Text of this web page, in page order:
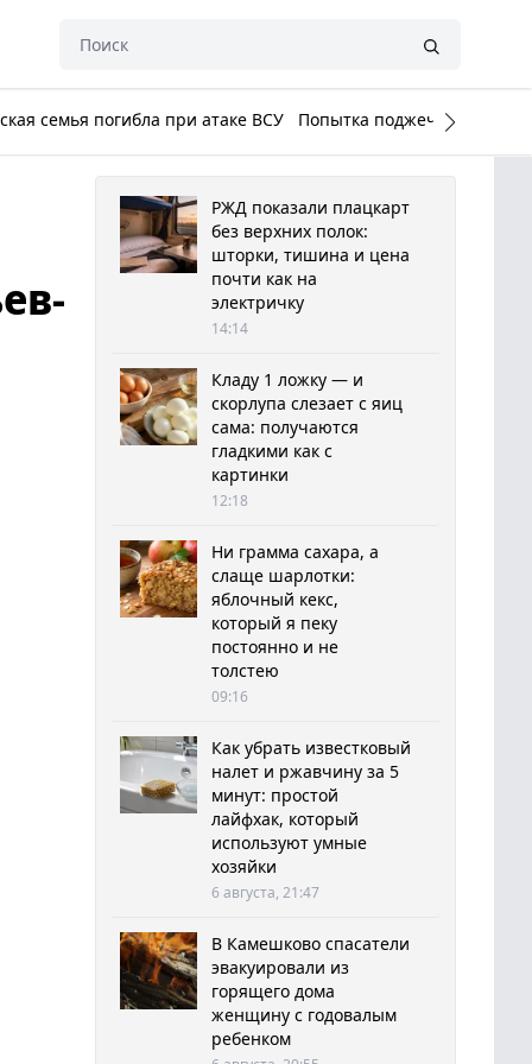
семья погибла при атаке ВСУ Попытка поджечь Белый
РЖД показали плацкарт
без верхних полок:
шторки, тишина и цена
почти как на
электричку
14:14
Кладу 1 ложку — и
скорлупа слезает с яиц
сама: получаются
гладкими как с
картинки
12:18
Ни грамма сахара, а
слаще шарлотки:
яблочный кекс,
который я пеку
постоянно и не
толстею
09:16
Как убрать известковый
налет и ржавчину за 5
минут: простой
лайфхак, который
используют умные
хозяйки
6 августа, 21:47
В Камешково спасатели
эвакуировали из
горящего дома
женщину с годовалым
ребенком